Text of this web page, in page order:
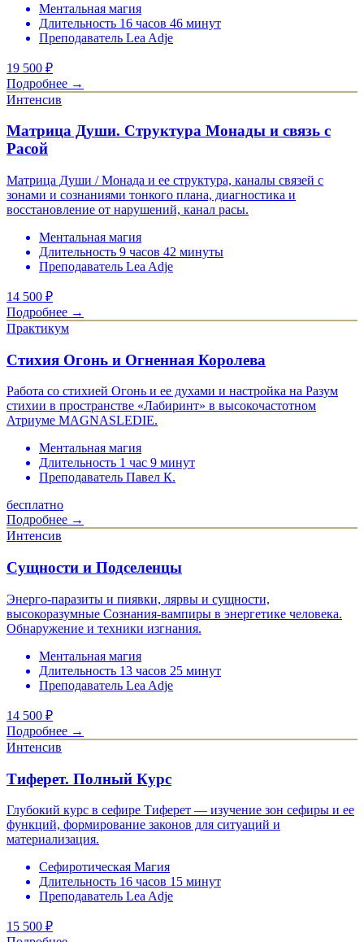
Ментальная магия
Длительность 16 часов 46 минут
Преподаватель Lea Adje
19 500 ₽
Подробнее →
Интенсив
Матрица Души. Структура Монады и связь с
Расой
Матрица Души / Монада и ее структура, каналы связей с
зонами и сознаниями тонкого плана, диагностика и
восстановление от нарушений, канал расы.
Ментальная магия
Длительность 9 часов 42 минуты
Преподаватель Lea Adje
14 500 ₽
Подробнее →
Практикум
Стихия Огонь и Огненная Королева
Работа со стихией Огонь и ее духами и настройка на Разум
стихии в пространстве «Лабиринт» в высокочастотном
Атриуме MAGNASLEDIE.
Ментальная магия
Длительность 1 час 9 минут
Преподаватель Павел К.
бесплатно
Подробнее →
Интенсив
Сущности и Подселенцы
Энерго-паразиты и пиявки, лярвы и сущности,
высокоразумные Сознания-вампиры в энергетике человека.
Обнаружение и техники изгнания.
Ментальная магия
Длительность 13 часов 25 минут
Преподаватель Lea Adje
14 500 ₽
Подробнее →
Интенсив
Тиферет. Полный Курс
Глубокий курс в сефире Тиферет — изучение зон сефиры и ее
функций, формирование законов для ситуаций и
материализация.
Сефиротическая Магия
Длительность 16 часов 15 минут
Преподаватель Lea Adje
15 500 ₽